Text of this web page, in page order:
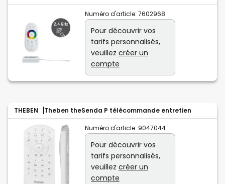
Numéro d'article: 7602968
Pour découvrir vos
tarifs personnalisés,
veuillez créer un
compte
THEBEN Theben theSenda P télécommande entretien
Numéro d'article: 9047044
Pour découvrir vos
tarifs personnalisés,
veuillez créer un
compte